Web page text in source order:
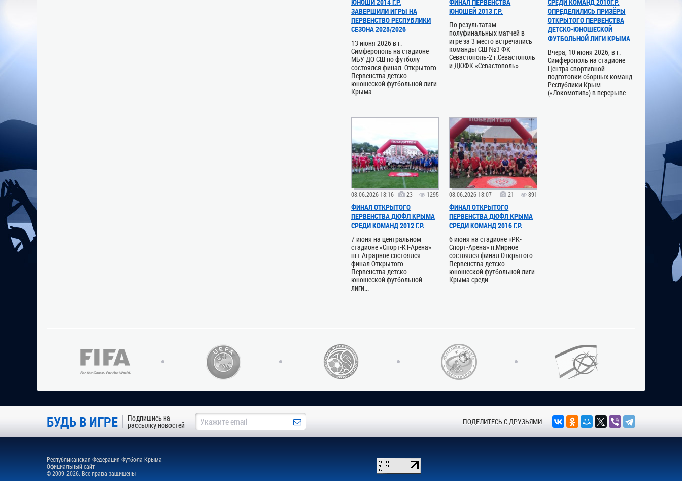
ЗАВЕРШИЛИ ИГРЫ НА
ПЕРВЕНСТВО РЕСПУБЛИКИ
СЕЗОНА 2025/2026
13 июня 2026 в г.
Симферополь на стадионе
МБУ ДО СШ по футболу
состоялся финал Открытого
Первенства детско-
юношеской футбольной лиги
Крыма...
ЮНОШЕЙ 2013 Г.Р.
По результатам
полуфинальных матчей в
игре за 3 место встречались
команды СШ №3 ФК
Севастополь-2 г.Севастополь
и ДЮФК «Севастополь»...
ОПРЕДЕЛИЛИСЬ ПРИЗЁРЫ
ОТКРЫТОГО ПЕРВЕНСТВА
ДЕТСКО-ЮНОШЕСКОЙ
ФУТБОЛЬНОЙ ЛИГИ КРЫМА
Вчера, 10 июня 2026, в г.
Симферополь на стадионе
Центра спортивной
подготовки сборных команд
Республики Крым
(«Локомотив») в перерыве...
08.06.2026 18:16 23 1295
ФИНАЛ ОТКРЫТОГО
ПЕРВЕНСТВА ДЮФЛ КРЫМА
СРЕДИ КОМАНД 2012 Г.Р.
7 июня на центральном
стадионе «Спорт-КТ-Арена»
пгт.Аграрное состоялся
финал Открытого
Первенства детско-
юношеской футбольной
лиги...
08.06.2026 18:07 21 891
ФИНАЛ ОТКРЫТОГО
ПЕРВЕНСТВА ДЮФЛ КРЫМА
СРЕДИ КОМАНД 2016 Г.Р.
6 июня на стадионе «РК-
Спорт-Арена» п.Мирное
состоялся финал Открытого
Первенства детско-
юношеской футбольной лиги
Крыма среди...
БУДЬ В ИГРЕ Подпишись на
рассылку новостей ПОДЕЛИТЕСЬ С ДРУЗЬЯМИ
Республиканская Федерация Футбола Крыма
Официальный сайт
© 2009-2026. Все права защищены